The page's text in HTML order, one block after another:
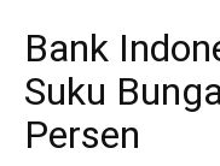
Bank
Suku
Persen